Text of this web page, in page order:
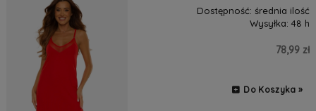
Dostępność: średnia ilość
Wysyłka: 48 h
78,99 zł
Do Koszyka »